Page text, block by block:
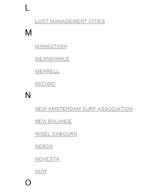
L
LOST MANAGEMENT CITIES
M
MANASTASH
MEANSWHILE
MERRELL
MIZUNO
N
NEW AMSTERDAM SURF ASSOCIATION
NEW BALANCE
NIGEL CABOURN
NORDA
NOVESTA
NUW
O